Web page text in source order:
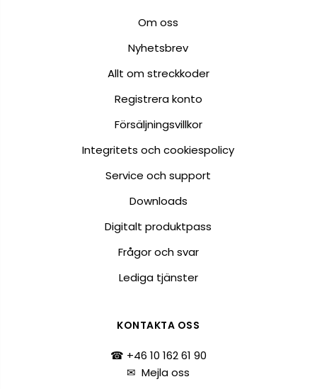
Om oss
Nyhetsbrev
Allt om streckkoder
Registrera konto
Försäljningsvillkor
Integritets och cookiespolicy
Service och support
Downloads
Digitalt produktpass
Frågor och svar
Lediga tjänster
KONTAKTA OSS
☎ +46 10 162 61 90
✉Mejla oss